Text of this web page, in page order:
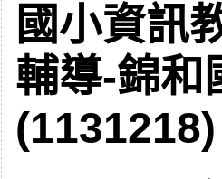
國小資訊
輔導-錦和
(1131218)